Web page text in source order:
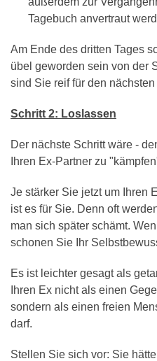
Tagebuch anvertraut
Am Ende des dritten Tages
übel geworden sein von der
sind Sie reif für den nächsten
Schritt 2: Loslassen
Der nächste Schritt wäre -
Ihren Ex-Partner zu
Je stärker Sie jetzt um Ihren
ist es für Sie. Denn oft
man sich später schämt.
schonen Sie Ihr
Es ist leichter gesagt als
Ihren Ex nicht als einen
sondern als einen freien
darf.
Stellen Sie sich vor: Sie